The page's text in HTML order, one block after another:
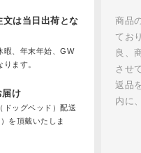
は当日出荷とな
暇、年末年始、GW
ます。
届け
ドッグベッド）配送
を頂戴いたしま
商品
てお
良、
させ
返品
内に